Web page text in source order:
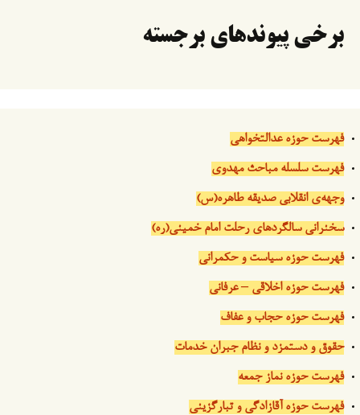
برخی پیوندهای برجسته
فهرست حوزه عدالتخواهی
فهرست سلسله مباحث مهدوی
وجهه‌ی انقلابی صدیقه طاهره(س)
سخنرانی سالگردهای رحلت امام خمینی(ره)
فهرست حوزه سیاست و حکمرانی
فهرست حوزه اخلاقی – عرفانی
فهرست حوزه حجاب و عفاف
حقوق و دستمزد و نظام جبران خدمات
فهرست حوزه نماز جمعه
فهرست حوزه آقازادگی و تبارگزینی